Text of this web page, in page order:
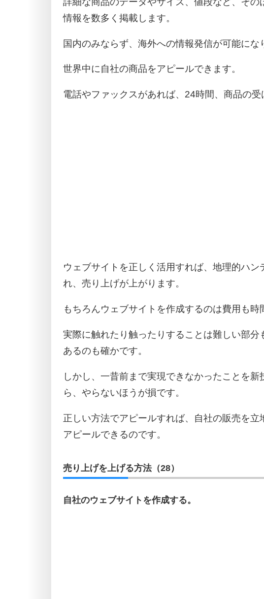
情報を数多く掲載します。
国内のみならず、海外への情報発信が可能にな
世界中に自社の商品をアピールできます。
電話やファックスがあれば、24時間、商品の受
ウェブサイトを正しく活用すれば、地理的ハン
れ、売り上げが上がります。
もちろんウェブサイトを作成するのは費用も時
実際に触れたり触ったりすることは難しい部
あるのも確かです。
しかし、一昔前まで実現できなかったことを
ら、やらないほうが損です。
正しい方法でアピールすれば、自社の販売を立
アピールできるのです。
売り上げを上げる方法（28）
自社のウェブサイトを作成する。